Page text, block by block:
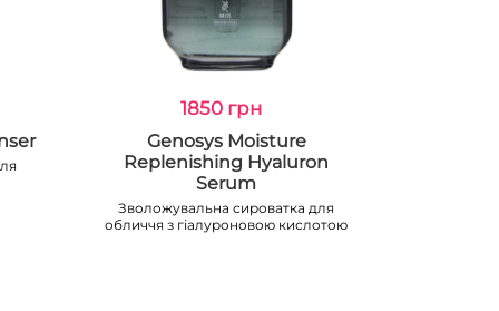
1850 грн
Genosys Moisture
Replenishing Hyaluron
Serum
Зволожувальна сироватка для
обличчя з гіалуроновою кислотою